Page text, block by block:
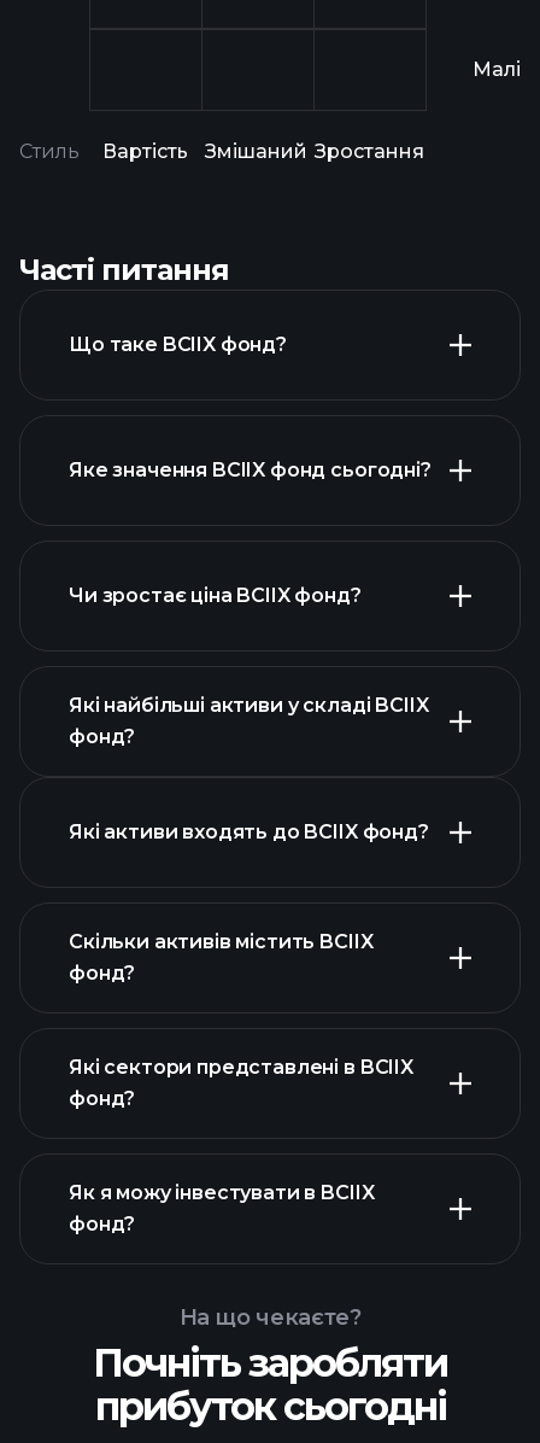
Малі
Стиль Вартість Змішаний Зростання
Часті питання
Що таке BCIIX фонд?
Яке значення BCIIX фонд сьогодні?
розширеній
діаграмі
Чи зростає ціна BCIIX фонд?
Які найбільші активи у складі BCIIX
фонд?
активів BCIIX фонд
Які активи входять до BCIIX фонд?
Скільки активів містить BCIIX
фонд?
Які сектори представлені в BCIIX
фонд?
Як я можу інвестувати в BCIIX
фонд?
На що чекаєте?
Почніть заробляти
прибуток сьогодні